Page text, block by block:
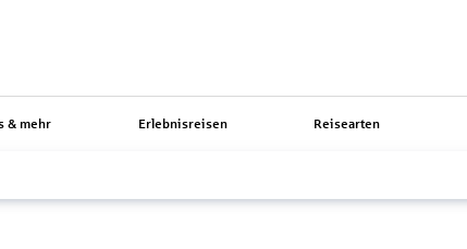
& mehr Erlebnisreisen Reisearten